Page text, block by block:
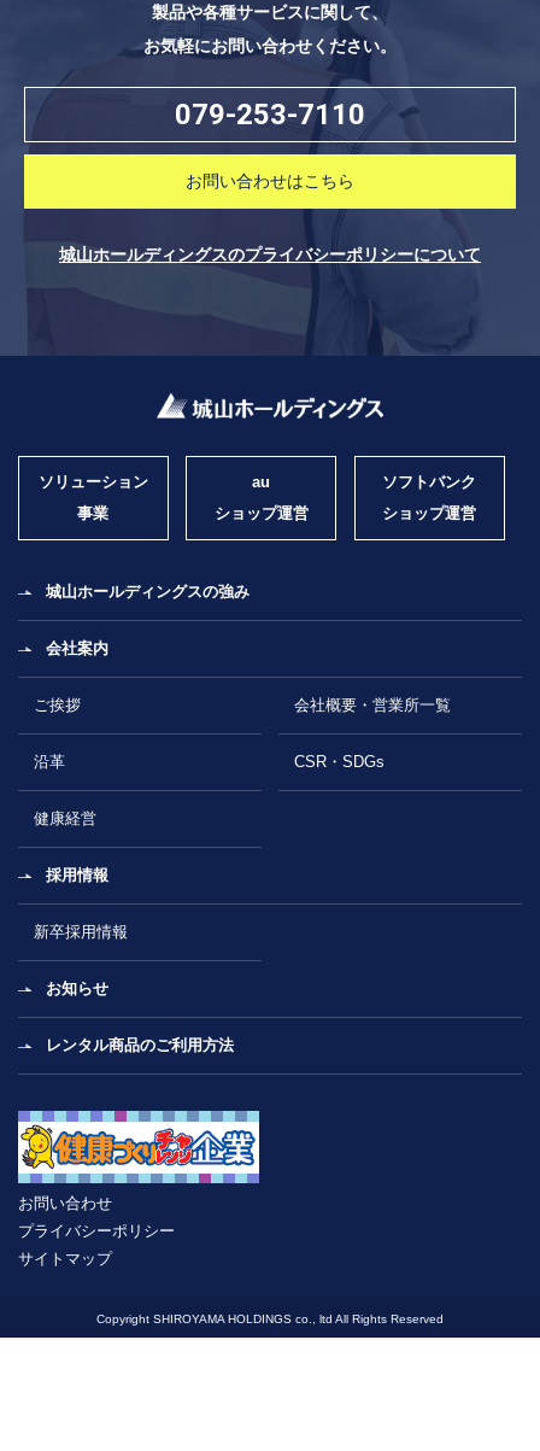
製品や各種サービスに関して、
お気軽にお問い合わせください。
079-253-7110
お問い合わせはこちら
城山ホールディングスのプライバシーポリシーについて
ソリューション
事業
au
ショップ運営
ソフトバンク
ショップ運営
城山ホールディングスの強み
会社案内
ご挨拶 会社概要・営業所一覧
沿革 CSR・SDGs
健康経営
採用情報
新卒採用情報
お知らせ
レンタル商品のご利用方法
お問い合わせ
プライバシーポリシー
サイトマップ
Copyright SHIROYAMA HOLDINGS co., ltd All Rights Reserved